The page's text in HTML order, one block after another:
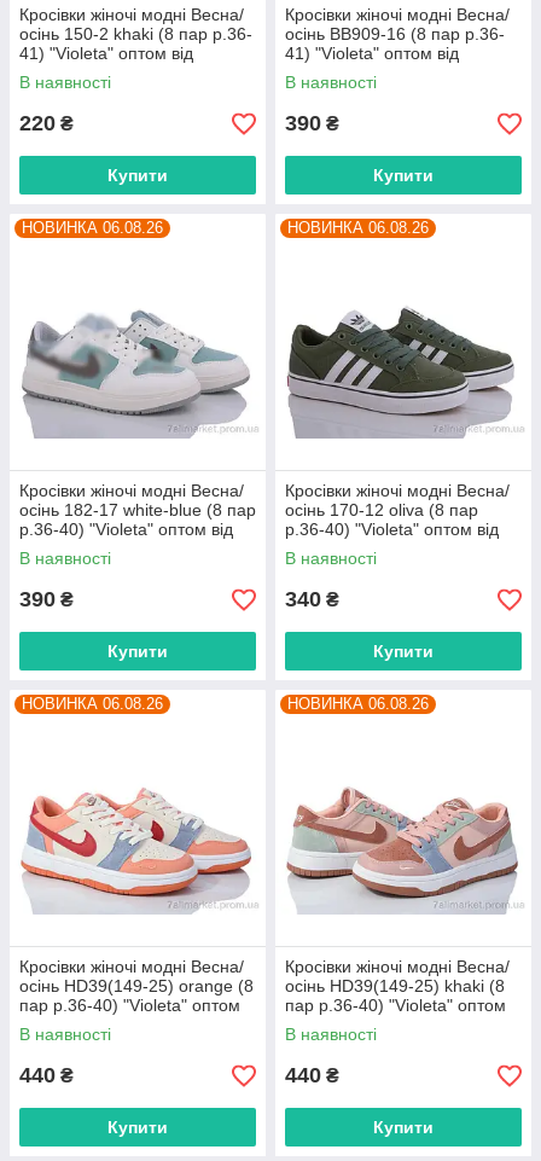
Кросівки жіночі модні Весна/
осінь 150-2 khaki (8 пар р.36-
41) "Violeta" оптом від
прямого постачальника
В наявності
220 ₴
Купити
Кросівки жіночі модні Весна/
осінь BB909-16 (8 пар р.36-
41) "Violeta" оптом від
прямого постачальника
В наявності
390 ₴
Купити
НОВИНКА 06.08.26
Кросівки жіночі модні Весна/
осінь 182-17 white-blue (8 пар
р.36-40) "Violeta" оптом від
прямого постачальника
В наявності
390 ₴
Купити
НОВИНКА 06.08.26
Кросівки жіночі модні Весна/
осінь 170-12 oliva (8 пар
р.36-40) "Violeta" оптом від
прямого постачальника
В наявності
340 ₴
Купити
НОВИНКА 06.08.26
Кросівки жіночі модні Весна/
осінь HD39(149-25) orange (8
пар р.36-40) "Violeta" оптом
від прямого постачальника
В наявності
440 ₴
Купити
НОВИНКА 06.08.26
Кросівки жіночі модні Весна/
осінь HD39(149-25) khaki (8
пар р.36-40) "Violeta" оптом
від прямого постачальника
В наявності
440 ₴
Купити